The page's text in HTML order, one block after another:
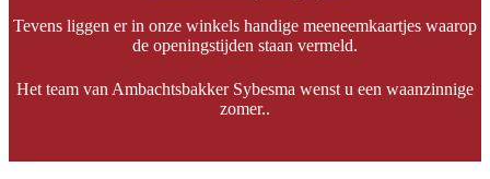
Tevens liggen er in onze winkels handige meeneemkaartjes waarop
de openingstijden staan vermeld.
Het team van Ambachtsbakker Sybesma wenst u een waanzinnige
zomer..